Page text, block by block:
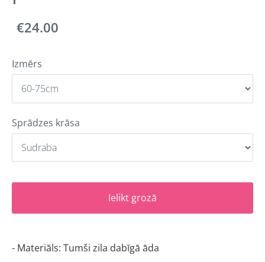
€24.00
Izmērs
Sprādzes krāsa
Ielikt grozā
- Materiāls: Tumši zila dabīgā āda